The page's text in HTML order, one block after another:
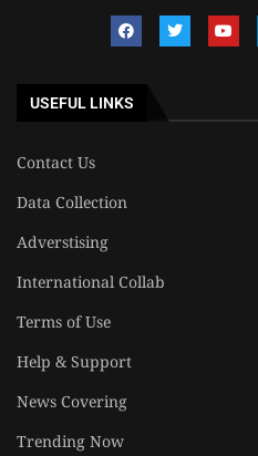
USEFUL LINKS
Contact Us
Data Collection
Adverstising
International Collab
Terms of Use
Help & Support
News Covering
Trending Now